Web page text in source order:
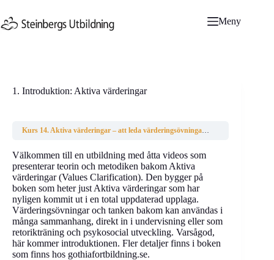
till
innehåll
Meny
1. Introduktion: Aktiva värderingar
Kurs 14. Aktiva värderingar – att leda värderingsövningar
Välkommen till en utbildning med åtta videos som
presenterar teorin och metodiken bakom Aktiva
värderingar (Values Clarification). Den bygger på
boken som heter just Aktiva värderingar som har
nyligen kommit ut i en total uppdaterad upplaga.
Värderingsövningar och tanken bakom kan användas i
många sammanhang, direkt in i undervisning eller som
retorikträning och psykosocial utveckling. Varsågod,
här kommer introduktionen. Fler detaljer finns i boken
som finns hos gothiafortbildning.se.